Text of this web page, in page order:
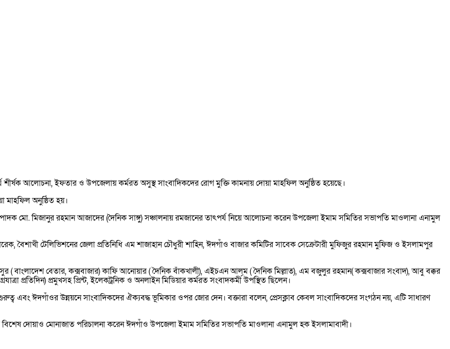
শীর্ষক আলোচনা, ইফতার ও উপজেলায় কর্মরত অসুস্থ সাংবাদিকদের রোগ মুক্তি কামনায় দোয়া মাহফিল অনুষ্ঠিত হয়েছে।
মাহফিল অনুষ্ঠিত হয়।
মো. মিজানুর রহমান আজাদের (দৈনিক সাঙ্গু) সঞ্চালনায় রমজানের তাৎপর্য নিয়ে আলোচনা করেন উপজেলা ইমাম সমিতির সভাপতি মাওলানা এনামুল
বৈশাখী টেলিভিশনের জেলা প্রতিনিধি এম শাজাহান চৌধুরী শাহিন, ঈদগাঁও বাজার কমিটির সাবেক সেক্রেটারী মুফিজুর রহমান মুফিজ ও ইসলামপুর
( বাংলাদেশ বেতার, কক্সবাজার) কাফি আনোয়ার ( দৈনিক বাঁকখালী), এইচএন আলম ( দৈনিক মিল্লাত), এম বজুলুর রহমান( কক্সবাজার সংবাদ), আবু বক্কর
প্রতিদিন) প্রমুখসহ প্রিন্ট, ইলেকট্রনিক ও অনলাইন মিডিয়ার কর্মরত সংবাদকর্মী উপস্থিত ছিলেন।
এবং ঈদগাঁওর উন্নয়নে সাংবাদিকদের ঐক্যবদ্ধ ভূমিকার ওপর জোর দেন। বক্তারা বলেন, প্রেসক্লাব কেবল সাংবাদিকদের সংগঠন নয়, এটি সাধারণ
দোয়াও মোনাজাত পরিচালনা করেন ঈদগাঁও উপজেলা ইমাম সমিতির সভাপতি মাওলানা এনামুল হক ইসলামাবাদী।